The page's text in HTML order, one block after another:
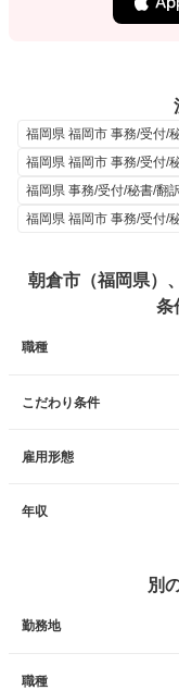
福岡県 福岡市 事務/受付/
福岡県 福岡市 事務/受付/
福岡県 事務/受付/秘書/翻
福岡県 福岡市 事務/受付/
朝倉市（福岡県）
条
職種
こだわり条件
雇用形態
年収
別
勤務地
職種